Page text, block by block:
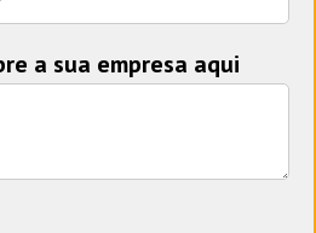
a sua empresa aqui